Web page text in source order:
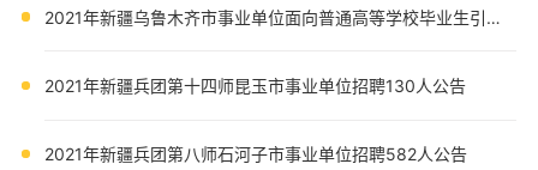
2021年新疆乌鲁木齐市事业单位面向普通高等学校毕业生引进人才（第一批）219人公告
2021年新疆兵团第十四师昆玉市事业单位招聘130人公告
2021年新疆兵团第八师石河子市事业单位招聘582人公告